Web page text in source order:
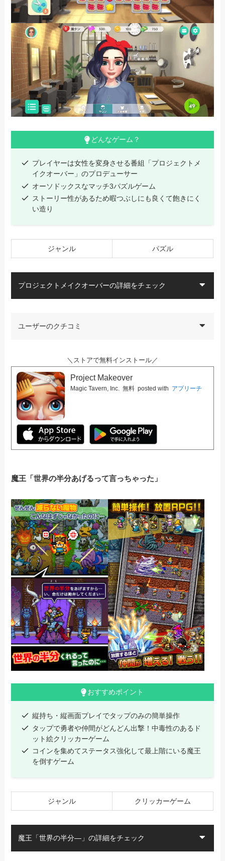
どんなゲーム？
プレイヤーは女性を変身させる番組「プロジェクトメ
イクオーバー」のプロデューサー
オーソドックスなマッチ3パズルゲーム
ストーリー性があるため暇つぶしにも良くて飽きにく
い造り
ジャンル パズル
プロジェクトメイクオーバーの詳細をチェック
ユーザーのクチコミ
＼ストアで無料インストール／
Project Makeover
Magic Tavern, Inc. 無料 posted with アプリーチ
魔王「世界の半分あげるって言っちゃった」
おすすめポイント
縦持ち・縦画面プレイでタップのみの簡単操作
タップで勇者や仲間がどんどん出撃！中毒性のあるド
ット絵クリッカーゲーム
コインを集めてステータス強化して最上階にいる魔王
を倒すゲーム
ジャンル クリッカーゲーム
魔王「世界の半分―」の詳細をチェック